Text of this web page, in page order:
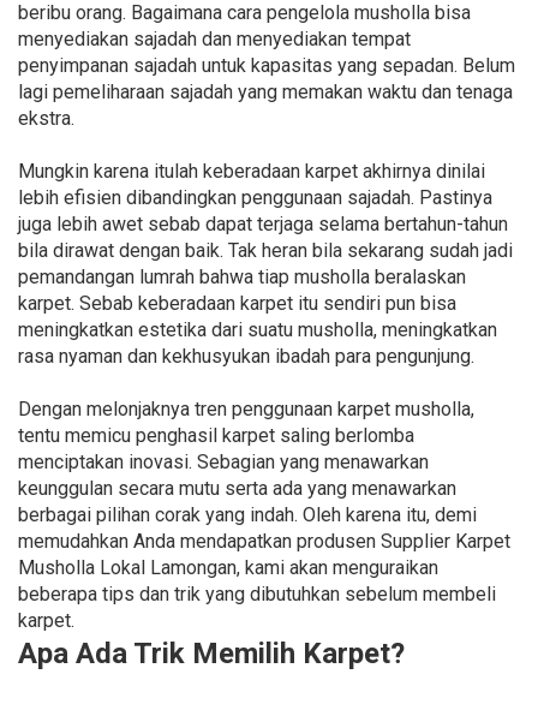
beribu orang. Bagaimana cara pengelola musholla bisa
menyediakan sajadah dan menyediakan tempat
penyimpanan sajadah untuk kapasitas yang sepadan. Belum
lagi pemeliharaan sajadah yang memakan waktu dan tenaga
ekstra.
Mungkin karena itulah keberadaan karpet akhirnya dinilai
lebih efisien dibandingkan penggunaan sajadah. Pastinya
juga lebih awet sebab dapat terjaga selama bertahun-tahun
bila dirawat dengan baik. Tak heran bila sekarang sudah jadi
pemandangan lumrah bahwa tiap musholla beralaskan
karpet. Sebab keberadaan karpet itu sendiri pun bisa
meningkatkan estetika dari suatu musholla, meningkatkan
rasa nyaman dan kekhusyukan ibadah para pengunjung.
Dengan melonjaknya tren penggunaan karpet musholla,
tentu memicu penghasil karpet saling berlomba
menciptakan inovasi. Sebagian yang menawarkan
keunggulan secara mutu serta ada yang menawarkan
berbagai pilihan corak yang indah. Oleh karena itu, demi
memudahkan Anda mendapatkan produsen Supplier Karpet
Musholla Lokal Lamongan, kami akan menguraikan
beberapa tips dan trik yang dibutuhkan sebelum membeli
karpet.
Apa Ada Trik Memilih Karpet?